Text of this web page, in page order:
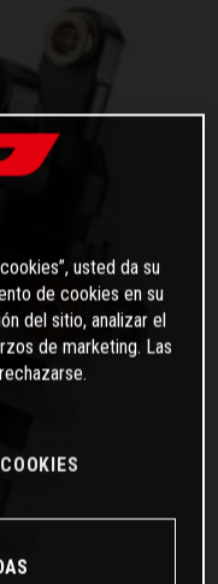
usted da su
de cookies en su
del sitio, analizar el
de marketing. Las